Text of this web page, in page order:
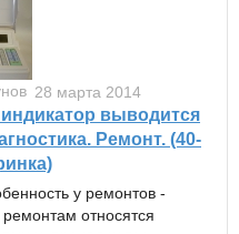
28 марта 2014
выводится
Ремонт. (40-
у ремонтов -
относятся